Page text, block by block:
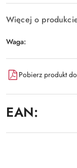
Więcej o
Waga:
Pobierz produkt
EAN: